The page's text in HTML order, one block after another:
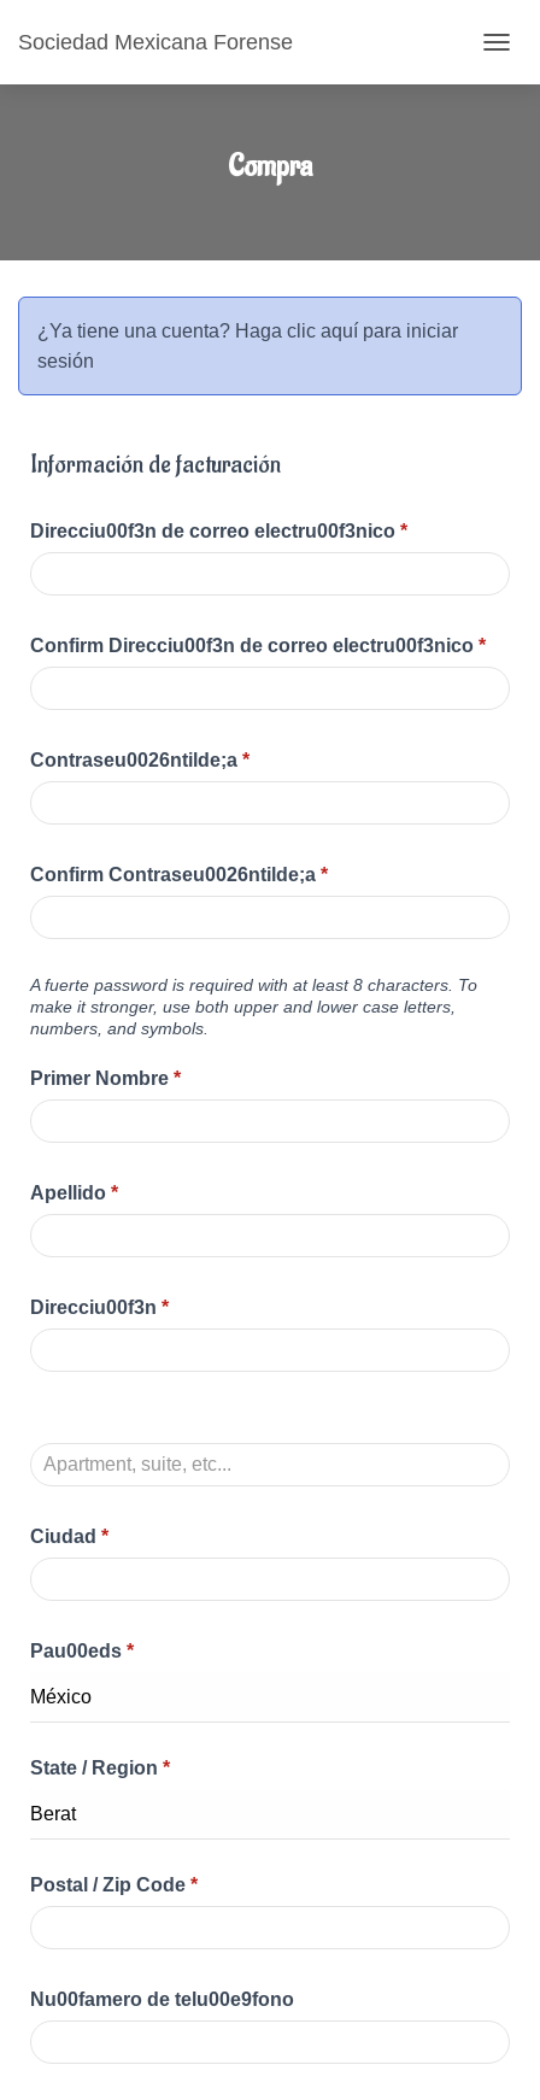
Sociedad Mexicana Forense
Compra
¿Ya tiene una cuenta? Haga clic aquí para iniciar
sesión
Información de facturación
Direcciu00f3n de correo electru00f3nico *
Confirm Direcciu00f3n de correo electru00f3nico *
Contraseu0026ntilde;a *
Confirm Contraseu0026ntilde;a *
A fuerte password is required with at least 8 characters. To
make it stronger, use both upper and lower case letters,
numbers, and symbols.
Primer Nombre *
Apellido *
Direcciu00f3n *
Ciudad *
Pau00eds *
State / Region *
Postal / Zip Code *
Nu00famero de telu00e9fono